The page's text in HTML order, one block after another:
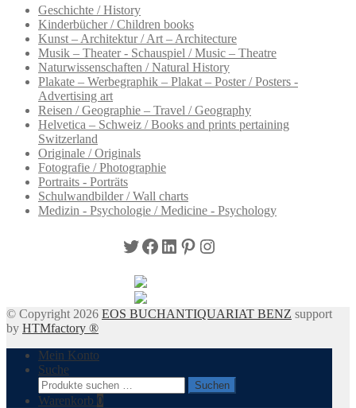
Geschichte / History
Kinderbücher / Children books
Kunst – Architektur / Art – Architecture
Musik – Theater - Schauspiel / Music – Theatre
Naturwissenschaften / Natural History
Plakate – Werbegraphik – Plakat – Poster / Posters -
Advertising art
Reisen / Geographie – Travel / Geography
Helvetica – Schweiz / Books and prints pertaining
Switzerland
Originale / Originals
Fotografie / Photographie
Portraits - Porträts
Schulwandbilder / Wall charts
Medizin - Psychologie / Medicine - Psychology
Twitter
Facebook
LinkedIn
Pinterest
Instagram
© Copyright 2026 EOS BUCHANTIQUARIAT BENZ support
by HTMfactory ®
Mein Konto
Suche
Suchen
nach:
Suchen
Warenkorb 0